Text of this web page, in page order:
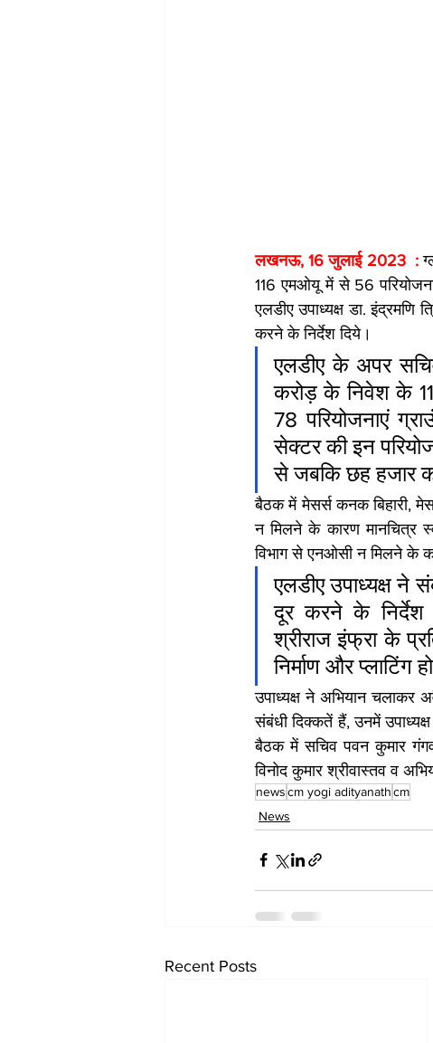
लखनऊ, 16 जुलाई 2023  :
116 एमओयू में से 56
एलडीए उपाध्यक्ष डा.
करने के निर्देश दिये।
एलडीए के अपर
करोड़ के निवेश के
78 परियोजनाएं
सेक्टर की इन
से जबकि छह हजार
बैठक में मेसर्स कनक बिहारी,
न मिलने के कारण मानचित्र
विभाग से एनओसी न मिलने के
एलडीए उपाध्यक्ष
दूर करने के निर्देश
श्रीराज इंफ्रा के
निर्माण और प्लाटिंग
उपाध्यक्ष ने अभियान चलाकर
संबंधी दिक्कतें हैं, उनमें
बैठक में सचिव पवन कुमार
विनोद कुमार श्रीवास्तव व
newscm yogi adityanathcm
News
Recent Posts